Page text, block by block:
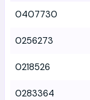
0407730
0256273
0218526
0283364